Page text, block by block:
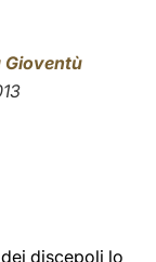
Gioventù
dei discepoli lo